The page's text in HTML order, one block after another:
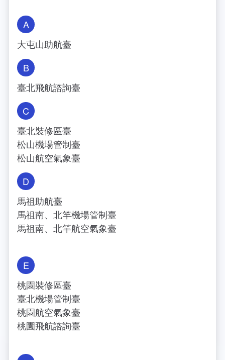
A
大屯山助航臺
B
臺北飛航諮詢臺
C
臺北裝修區臺
松山機場管制臺
松山航空氣象臺
D
馬祖助航臺
馬祖南、北竿機場管制臺
馬祖南、北竿航空氣象臺
E
桃園裝修區臺
臺北機場管制臺
桃園航空氣象臺
桃園飛航諮詢臺